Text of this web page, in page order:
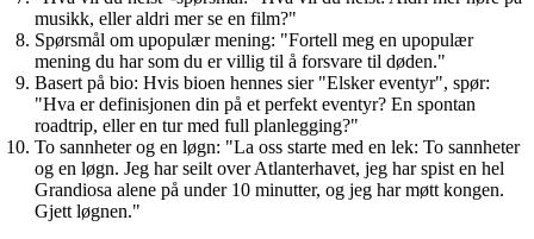
musikk, eller aldri mer se en film?"
Spørsmål om upopulær mening: "Fortell meg en upopulær
mening du har som du er villig til å forsvare til døden."
Basert på bio: Hvis bioen hennes sier "Elsker eventyr", spør:
"Hva er definisjonen din på et perfekt eventyr? En spontan
roadtrip, eller en tur med full planlegging?"
To sannheter og en løgn: "La oss starte med en lek: To sannheter
og en løgn. Jeg har seilt over Atlanterhavet, jeg har spist en hel
Grandiosa alene på under 10 minutter, og jeg har møtt kongen.
Gjett løgnen."